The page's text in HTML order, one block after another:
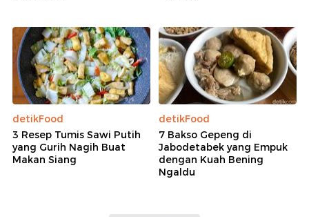
detikFood
3 Resep Tumis Sawi Putih
yang Gurih Nagih Buat
Makan Siang
detikFood
7 Bakso Gepeng di
Jabodetabek yang Empuk
dengan Kuah Bening
Ngaldu